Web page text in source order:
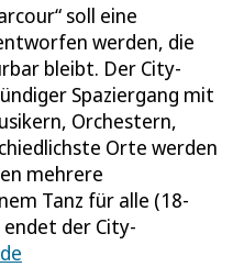
soll eine
werden, die
bleibt. Der City-
Spaziergang mit
Orchestern,
Orte werden
mehrere
Tanz für alle (18-
der City-